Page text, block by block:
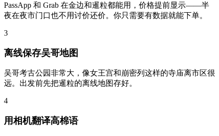
PassApp 和 Grab 在金边和暹粒都能用，价格提前显示——半
夜在夜市门口也不用讨价还价。你只需要有数据就能下单。
3
离线保存吴哥地图
吴哥考古公园非常大，像女王宫和崩密列这样的寺庙离市区很
远。出发前先把暹粒的离线地图存好。
4
用相机翻译高棉语